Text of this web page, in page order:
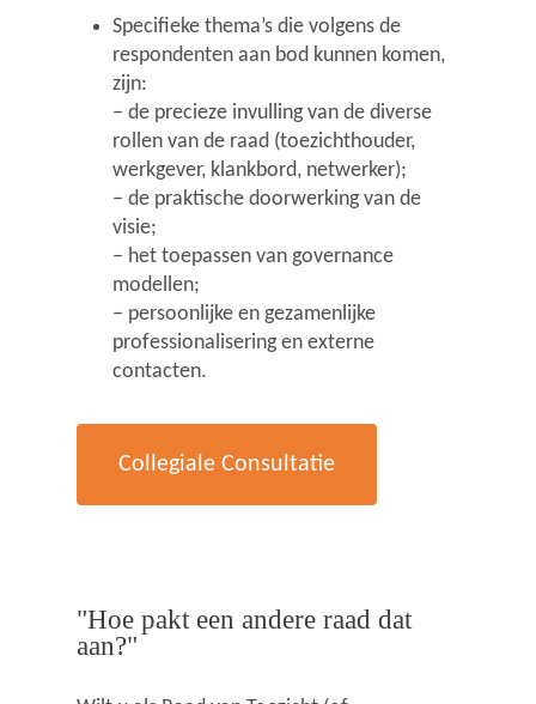
Specifieke thema’s die volgens de
respondenten aan bod kunnen komen,
zijn:
– de precieze invulling van de diverse
rollen van de raad (toezichthouder,
werkgever, klankbord, netwerker);
– de praktische doorwerking van de
visie;
– het toepassen van governance
modellen;
– persoonlijke en gezamenlijke
professionalisering en externe
contacten.
Collegiale Consultatie
"Hoe pakt een andere raad dat
aan?"